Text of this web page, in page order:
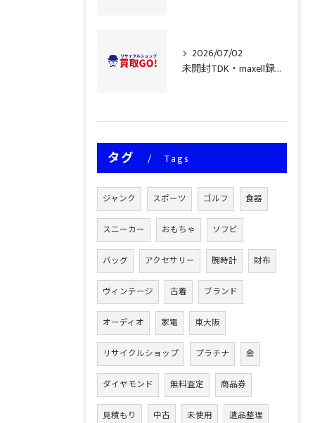
2026/07/02
未開封TDK・maxell録音用テープ買取事情
タグ Tags
ジャンク スポーツ ゴルフ 食器
スニーカー おもちゃ ソフビ
バッグ アクセサリー 腕時計 財布
ヴィンテージ 古着 ブランド
オーディオ 家電 東大阪
リサイクルショップ プラチナ 金
ダイヤモンド 無料査定 商品券
見積もり 中古 未使用 遺品整理